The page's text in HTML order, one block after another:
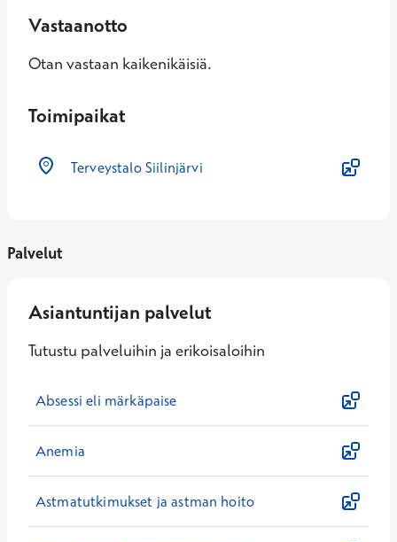
Vastaanotto
Otan vastaan kaikenikäisiä.
Toimipaikat
Terveystalo Siilinjärvi
Palvelut
Asiantuntijan palvelut
Tutustu palveluihin ja erikoisaloihin
Absessi eli märkäpaise
Anemia
Astmatutkimukset ja astman hoito